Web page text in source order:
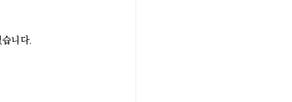
니다.